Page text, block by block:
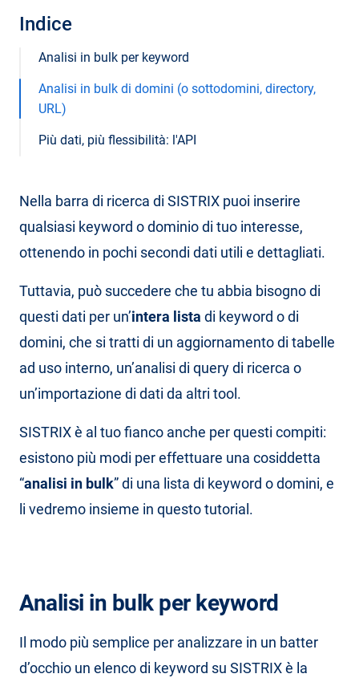
Indice
Analisi in bulk per keyword
Analisi in bulk di domini (o sottodomini, directory,
URL)
Più dati, più flessibilità: l'API
Nella barra di ricerca di SISTRIX puoi inserire
qualsiasi keyword o dominio di tuo interesse,
ottenendo in pochi secondi dati utili e dettagliati.
Tuttavia, può succedere che tu abbia bisogno di
questi dati per un’intera lista di keyword o di
domini, che si tratti di un aggiornamento di tabelle
ad uso interno, un’analisi di query di ricerca o
un’importazione di dati da altri tool.
SISTRIX è al tuo fianco anche per questi compiti:
esistono più modi per effettuare una cosiddetta
“analisi in bulk” di una lista di keyword o domini, e
li vedremo insieme in questo tutorial.
Analisi in bulk per keyword
Il modo più semplice per analizzare in un batter
d’occhio un elenco di keyword su SISTRIX è la